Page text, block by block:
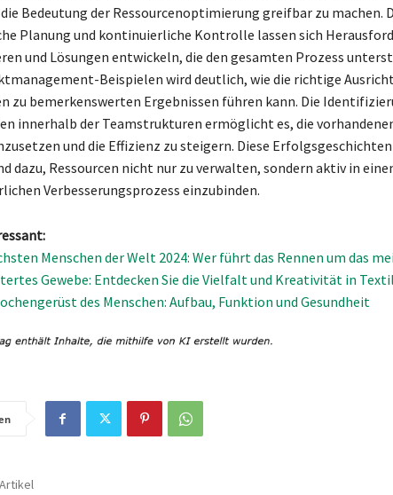
Bedeutung der Ressourcenoptimierung greifbar zu machen.
Planung und kontinuierliche Kontrolle lassen sich
und Lösungen entwickeln, die den gesamten Prozess
Beispielen wird deutlich, wie die richtige
zu bemerkenswerten Ergebnissen führen kann. Die
innerhalb der Teamstrukturen ermöglicht es, die
und die Effizienz zu steigern. Diese
dazu, Ressourcen nicht nur zu verwalten, sondern aktiv in
Verbesserungsprozess einzubinden.
Menschen der Welt 2024: Wer führt das Rennen um das
Gewebe: Entdecken Sie die Vielfalt und Kreativität in
des Menschen: Aufbau, Funktion und Gesundheit